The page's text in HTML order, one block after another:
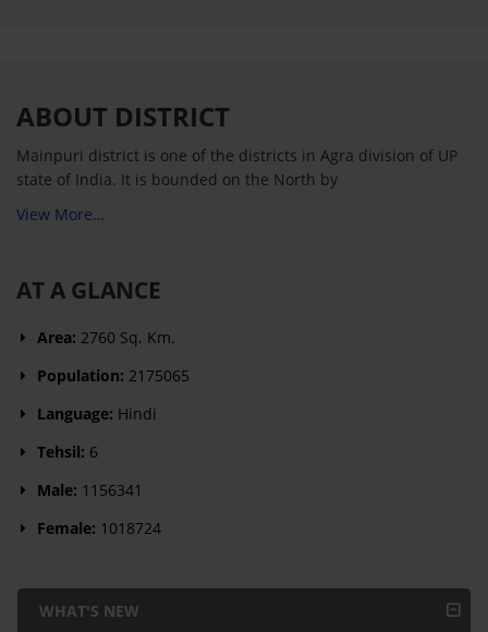
ABOUT DISTRICT
Mainpuri district is one of the districts in Agra division of UP
state of India. It is bounded on the North by
View More…
AT A GLANCE
Area: 2760 Sq. Km.
Population: 2175065
Language: Hindi
Tehsil: 6
Male: 1156341
Female: 1018724
WHAT'S NEW